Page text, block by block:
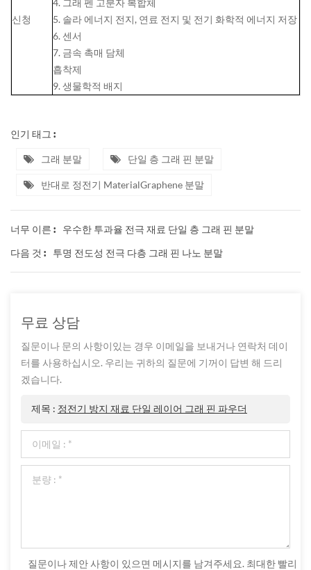
신청
4. 그래 펜 고분자 복합체
5. 솔라 에너지 전지, 연료 전지 및 전기 화학적 에너지 저장
6. 센서
7. 금속 촉매 담체
흡착제
9. 생물학적 배지
인기 태그 :
그래 분말 단일 층 그래 핀 분말
반대로 정전기 MaterialGraphene 분말
너무 이른 : 우수한 투과율 전극 재료 단일 층 그래 핀 분말
다음 것 : 투명 전도성 전극 다층 그래 핀 나노 분말
무료 상담
질문이나 문의 사항이있는 경우 이메일을 보내거나 연락처 데이
터를 사용하십시오. 우리는 귀하의 질문에 기꺼이 답변 해 드리
겠습니다.
제목 : 정전기 방지 재료 단일 레이어 그래 핀 파우더
질문이나 제안 사항이 있으면 메시지를 남겨주세요. 최대한 빨리